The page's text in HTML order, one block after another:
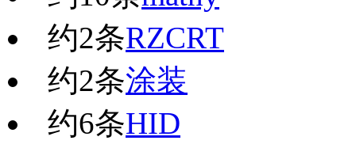
约2条RZCRT
约2条涂装
约6条HID